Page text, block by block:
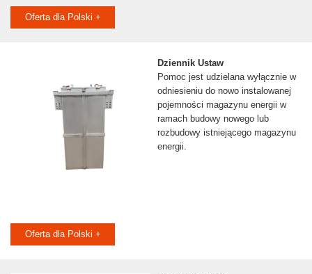
Oferta dla Polski +
Dziennik Ustaw
Pomoc jest udzielana wyłącznie w
odniesieniu do nowo instalowanej
pojemności magazynu energii w
ramach budowy nowego lub
rozbudowy istniejącego magazynu
energii.
Oferta dla Polski +